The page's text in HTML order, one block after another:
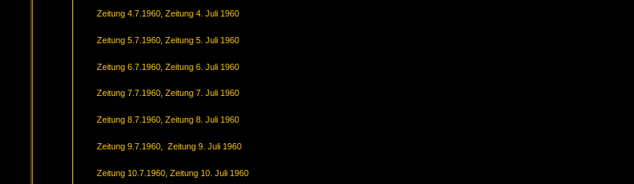
Zeitung 4.7.1960, Zeitung 4. Juli 1960
Zeitung 5.7.1960, Zeitung 5. Juli 1960
Zeitung 6.7.1960, Zeitung 6. Juli 1960
Zeitung 7.7.1960, Zeitung 7. Juli 1960
Zeitung 8.7.1960, Zeitung 8. Juli 1960
Zeitung 9.7.1960, Zeitung 9. Juli 1960
Zeitung 10.7.1960, Zeitung 10. Juli 1960